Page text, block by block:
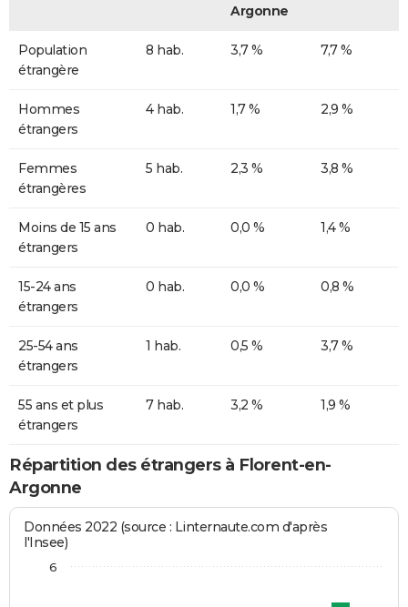
Argonne
Population
étrangère
8 hab. 3,7 % 7,7 %
Hommes
étrangers
4 hab. 1,7 % 2,9 %
Femmes
étrangères
5 hab. 2,3 % 3,8 %
Moins de 15 ans
étrangers
0 hab. 0,0 % 1,4 %
15-24 ans
étrangers
0 hab. 0,0 % 0,8 %
25-54 ans
étrangers
1 hab. 0,5 % 3,7 %
55 ans et plus
étrangers
7 hab. 3,2 % 1,9 %
Répartition des étrangers à Florent-en-
Argonne
Données 2022 (source : Linternaute.com d'après
l'Insee)
6